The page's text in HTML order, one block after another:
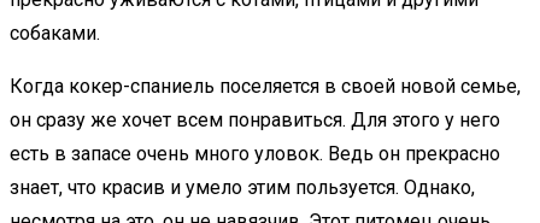
собаками.
Когда кокер-спаниель поселяется в своей новой семье,
он сразу же хочет всем понравиться. Для этого у него
есть в запасе очень много уловок. Ведь он прекрасно
знает, что красив и умело этим пользуется. Однако,